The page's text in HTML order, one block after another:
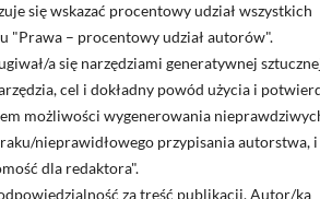
się wskazać procentowy udział wszystkich
"Prawa – procentowy udział autorów".
a się narzędziami generatywnej
cel i dokładny powód użycia i
możliwości wygenerowania
nieprawidłowego przypisania autorstwa, i
dla redaktora".
za treść publikacji. Autor/ka